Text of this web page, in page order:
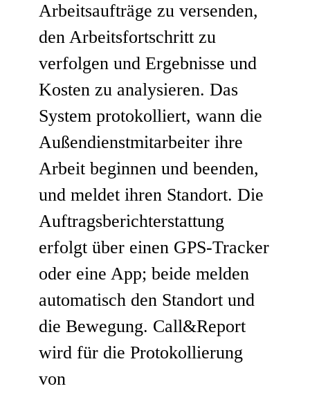
Arbeitsaufträge zu versenden,
den Arbeitsfortschritt zu
verfolgen und Ergebnisse und
Kosten zu analysieren. Das
System protokolliert, wann die
Außendienstmitarbeiter ihre
Arbeit beginnen und beenden,
und meldet ihren Standort. Die
Auftragsberichterstattung
erfolgt über einen GPS-Tracker
oder eine App; beide melden
automatisch den Standort und
die Bewegung. Call&Report
wird für die Protokollierung
von